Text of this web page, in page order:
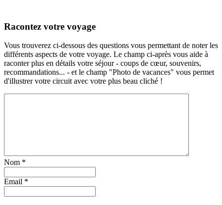
Racontez votre voyage
Vous trouverez ci-dessous des questions vous permettant de noter les
différents aspects de votre voyage. Le champ ci-après vous aide à
raconter plus en détails votre séjour - coups de cœur, souvenirs,
recommandations... - et le champ "Photo de vacances" vous permet
d'illustrer votre circuit avec votre plus beau cliché !
Nom *
Email *